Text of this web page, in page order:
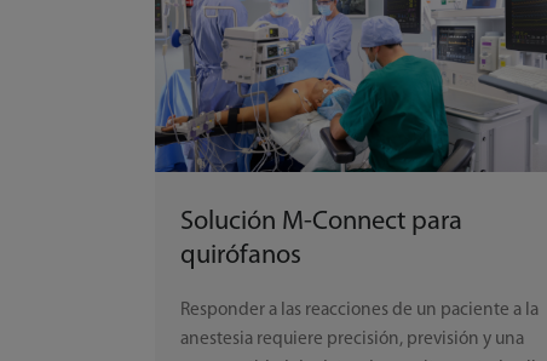
Solución M-Connect para
quirófanos
Responder a las reacciones de un paciente a la
anestesia requiere precisión, previsión y una